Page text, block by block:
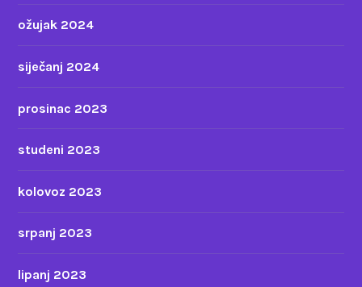
ožujak 2024
siječanj 2024
prosinac 2023
studeni 2023
kolovoz 2023
srpanj 2023
lipanj 2023